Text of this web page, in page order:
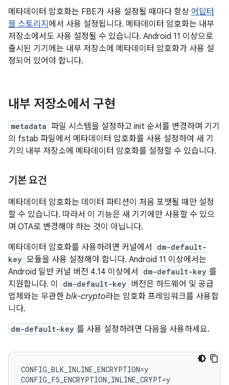
메타데이터 암호화는 FBE가 사용 설정될 때마다 항상 어답터
블 스토리지 에서 사용 설정됩니다. 메타데이터 암호화는 내부
저장소에서도 사용 설정될 수 있습니다. Android 11 이상으로
출시된 기기에는 내부 저장소에 메타데이터 암호화가 사용 설
정되어 있어야 합니다.
내부 저장소에서 구현
metadata 파일 시스템을 설정하고 init 순서를 변경하며 기기
의 fstab 파일에서 메타데이터 암호화를 사용 설정하여 새 기
기의 내부 저장소에 메타데이터 암호화를 설정할 수 있습니다.
기본 요건
메타데이터 암호화는 데이터 파티션이 처음 포맷될 때만 설정
할 수 있습니다. 따라서 이 기능은 새 기기에만 사용할 수 있으
며 OTA로 변경해야 하는 것이 아닙니다.
메타데이터 암호화를 사용하려면 커널에서
dm-default-
key 모듈을 사용 설정해야 합니다. Android 11 이상에서는
Android 일반 커널 버전 4.14 이상에서
dm-default-key 를
지원합니다. 이
dm-default-key 버전은 하드웨어 및 공급
업체와는 무관한 blk-crypto라는 암호화 프레임워크를 사용합
니다.
dm-default-key 를 사용 설정하려면 다음을 사용하세요.
CONFIG_BLK_INLINE_ENCRYPTION=y
CONFIG_FS_ENCRYPTION_INLINE_CRYPT=y